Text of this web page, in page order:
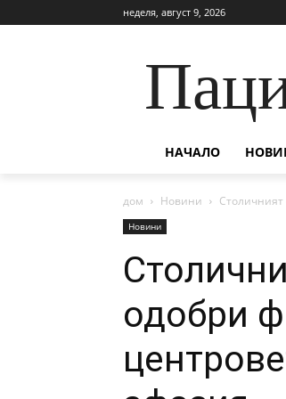
неделя, август 9, 2026
НАЧАЛО
дом Новини
Новини
одобри